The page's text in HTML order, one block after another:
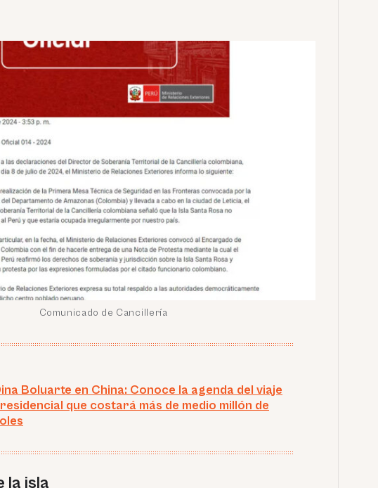
Comunicado de Cancillería
Boluarte en China: Conoce la agenda del viaje
que costará más de medio millón de
la isla